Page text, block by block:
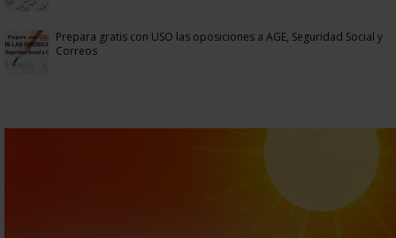
Prepara gratis con USO las oposiciones a AGE, Seguridad Social y
Correos